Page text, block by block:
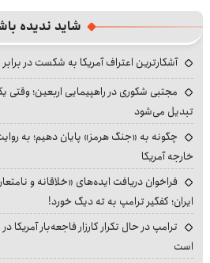
شاید ندیده
آشکارترین اعتراف آمریکا به شکست در برابر
مجتبی شکوری در راهپیمایی اربعین؛ وقتی
تبدیل می‌شود
چگونه به «جنگ هرمز» پایان دهیم؛ به
خارجه آمریکا
فراخوان دریافت ایده‌های «خلاقانه و
ایران؛ کفگیر ترامپ به ته دیگ خورد!
ترامپ در حال تکرار کارزار فاجعه‌بار آمریکا
است